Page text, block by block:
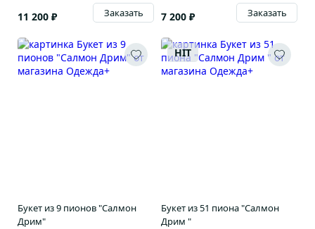
11 200 ₽ Заказать 7 200 ₽ Заказать
Букет из 9 пионов "Салмон
Дрим"
HIT
Букет из 51 пиона "Салмон
Дрим "